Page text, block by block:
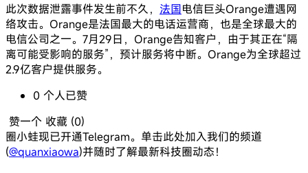
此次数据泄露事件发生前不久， 法国电信巨头Orange遭遇网
络攻击。Orange是法国最大的电话运营商，也是全球最大的
电信公司之一。7月29日，Orange告知客户，由于其正在“隔
离可能受影响的服务”，预计服务将中断。Orange为全球超过
2.9亿客户提供服务。
0 个人已赞
赞一个 收藏 (0)
圈小蛙现已开通Telegram。单击此处加入我们的频道
(@quanxiaowa)并随时了解最新科技圈动态！